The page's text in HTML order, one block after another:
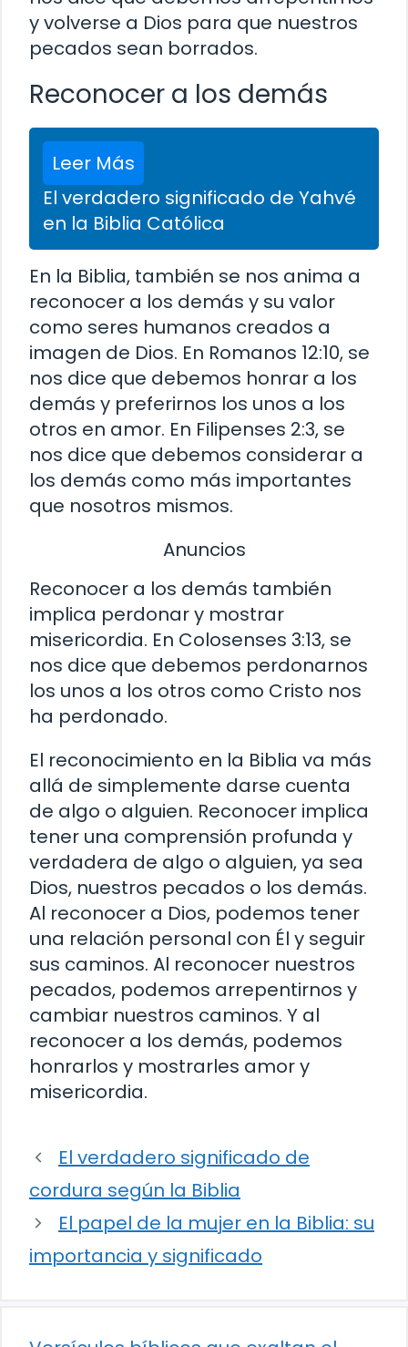
y volverse a Dios para que nuestros
pecados sean borrados.
Reconocer a los demás
Leer Más
El verdadero significado de Yahvé
en la Biblia Católica
En la Biblia, también se nos anima a
reconocer a los demás y su valor
como seres humanos creados a
imagen de Dios. En Romanos 12:10, se
nos dice que debemos honrar a los
demás y preferirnos los unos a los
otros en amor. En Filipenses 2:3, se
nos dice que debemos considerar a
los demás como más importantes
que nosotros mismos.
Anuncios
Reconocer a los demás también
implica perdonar y mostrar
misericordia. En Colosenses 3:13, se
nos dice que debemos perdonarnos
los unos a los otros como Cristo nos
ha perdonado.
El reconocimiento en la Biblia va más
allá de simplemente darse cuenta
de algo o alguien. Reconocer implica
tener una comprensión profunda y
verdadera de algo o alguien, ya sea
Dios, nuestros pecados o los demás.
Al reconocer a Dios, podemos tener
una relación personal con Él y seguir
sus caminos. Al reconocer nuestros
pecados, podemos arrepentirnos y
cambiar nuestros caminos. Y al
reconocer a los demás, podemos
honrarlos y mostrarles amor y
misericordia.
El verdadero significado de
cordura según la Biblia
El papel de la mujer en la Biblia: su
importancia y significado